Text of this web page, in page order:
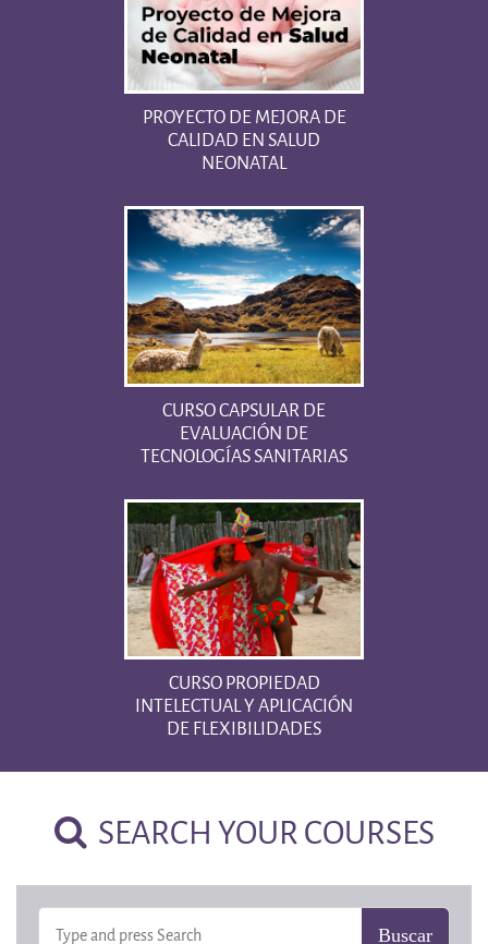
PROYECTO DE MEJORA DE
CALIDAD EN SALUD
NEONATAL
CURSO CAPSULAR DE
EVALUACIÓN DE
TECNOLOGÍAS SANITARIAS
CURSO PROPIEDAD
INTELECTUAL Y APLICACIÓN
DE FLEXIBILIDADES
SEARCH YOUR COURSES